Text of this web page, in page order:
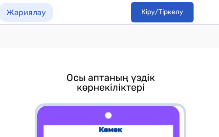
Жариялау Кіру/Тіркелу
Осы аптаның үздік
көрнекіліктері